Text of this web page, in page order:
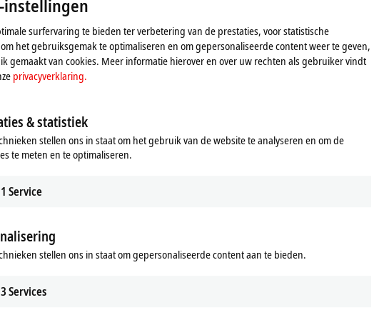
components to implement simple
applications with EtherCAT and
Motion
Our innovative drive technologies give you
instellingen
surfervaring te bieden ter verbetering van de prestaties, voor statistische
het gebruiksgemak te optimaliseren en om gepersonaliseerde content weer te geven,
gemaakt van cookies. Meer informatie hierover en over uw rechten als gebruiker vindt
privacyverklaring.
& statistiek
stellen ons in staat om het gebruik van de website te analyseren en om de
te meten en te optimaliseren.
1 Service
stellen ons in staat om gepersonaliseerde content aan te bieden.
3Services